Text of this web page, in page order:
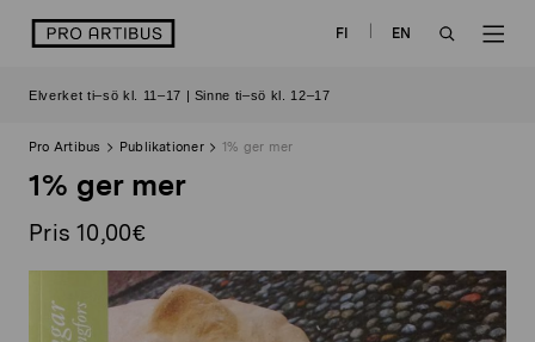
logo FI
EN
Elverket ti–sö kl. 11–17 | Sinne ti–sö kl. 12–17
Pro Artibus Publikationer 1% ger mer
1% ger mer
Pris 10,00€